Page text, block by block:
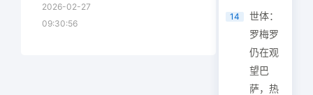
2026-02-27
09:30:56
14
世体：
罗梅罗
仍在观
望巴
萨，热